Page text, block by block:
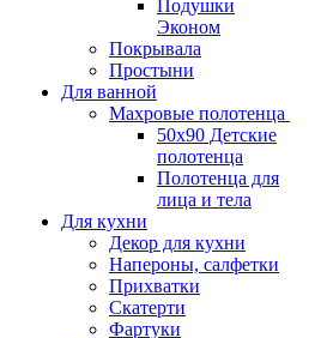
Подушки
Эконом
Покрывала
Простыни
Для ванной
Махровые полотенца
50х90 Детские
полотенца
Полотенца для
лица и тела
Для кухни
Декор для кухни
Напероны, салфетки
Прихватки
Скатерти
Фартуки